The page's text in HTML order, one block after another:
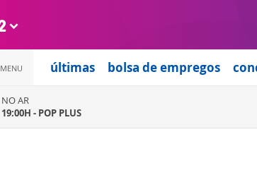
MENU últimas bolsa de empregos
NO AR
19:00H - POP PLUS